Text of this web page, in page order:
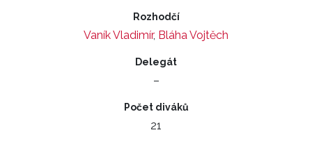
Rozhodčí
Vaník Vladimír, Bláha Vojtěch
Delegát
–
Počet diváků
21